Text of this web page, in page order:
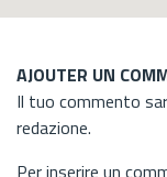
AJOUTER UN
Il tuo commento
redazione.
Per inserire un